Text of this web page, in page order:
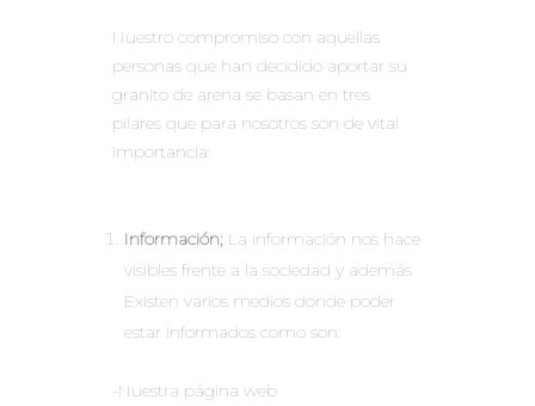
Nuestro compromiso con aquellas
personas que han decidido aportar su
granito de arena se basan en tres
pilares que para nosotros son de vital
importancia:
Información; La información nos hace
visibles frente a la sociedad y además
Existen varios medios donde poder
estar informados como son:
-Nuestra página web